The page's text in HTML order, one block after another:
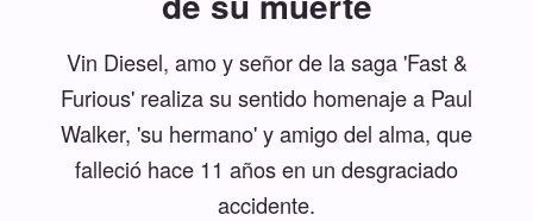
Vin Diesel, amo y señor de la saga 'Fast &
Furious' realiza su sentido homenaje a Paul
Walker, 'su hermano' y amigo del alma, que
falleció hace 11 años en un desgraciado
accidente.